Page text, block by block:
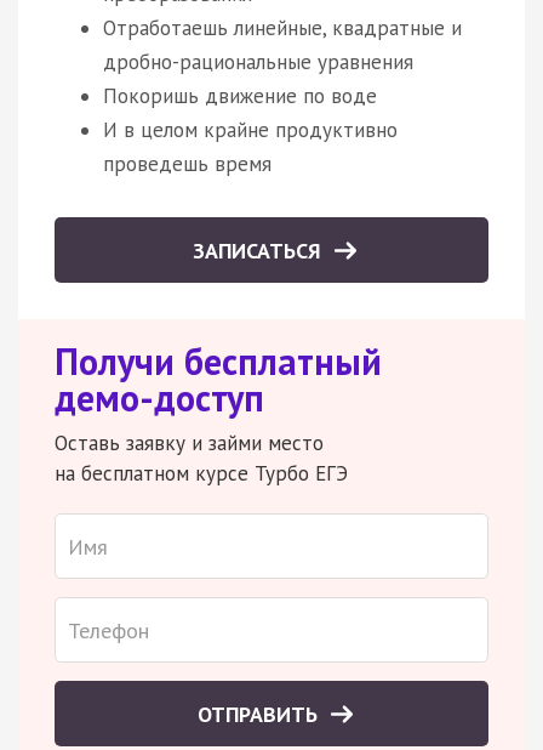
Отработаешь линейные, квадратные и
дробно-рациональные уравнения
Покоришь движение по воде
И в целом крайне продуктивно
проведешь время
ЗАПИСАТЬСЯ
Получи бесплатный
демо-доступ
Оставь заявку и займи место
на бесплатном курсе Турбо ЕГЭ
ОТПРАВИТЬ